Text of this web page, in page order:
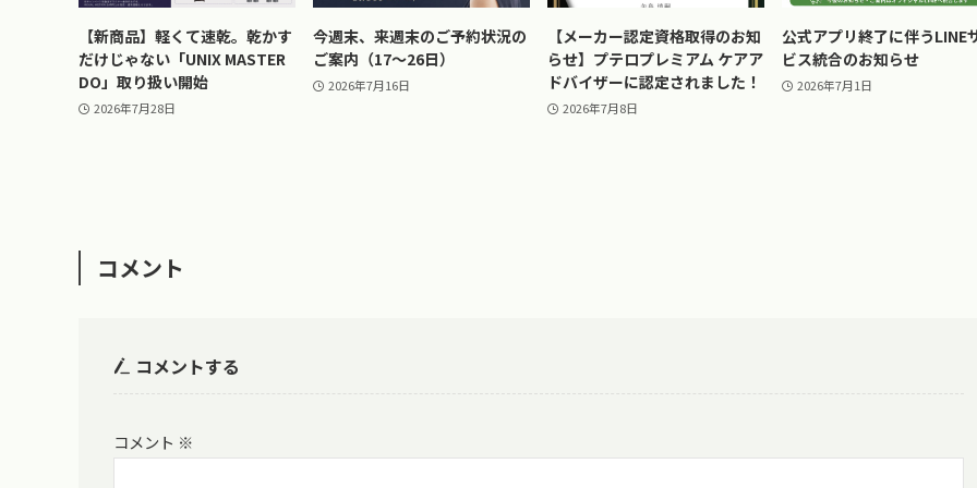
【新商品】軽くて速乾。乾かす
だけじゃない「UNIX MASTER
DO」取り扱い開始
2026年7月28日
今週末、来週末のご予約状況の
ご案内（17〜26日）
2026年7月16日
【メーカー認定資格取得のお知
らせ】プテロプレミアム ケアア
ドバイザーに認定されました！
2026年7月8日
公式アプリ終了に伴うLINE
ビス統合のお知らせ
2026年7月1日
コメント
コメントする
コメント ※